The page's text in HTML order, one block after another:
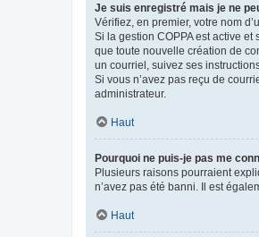
Je suis enregistré mais je ne
Vérifiez, en premier, votre nom
Si la gestion COPPA est active
que toute nouvelle création de
un courriel, suivez ses
Si vous n’avez pas reçu de
administrateur.
Haut
Pourquoi ne puis-je pas me
Plusieurs raisons pourraient
n’avez pas été banni. Il est
Haut